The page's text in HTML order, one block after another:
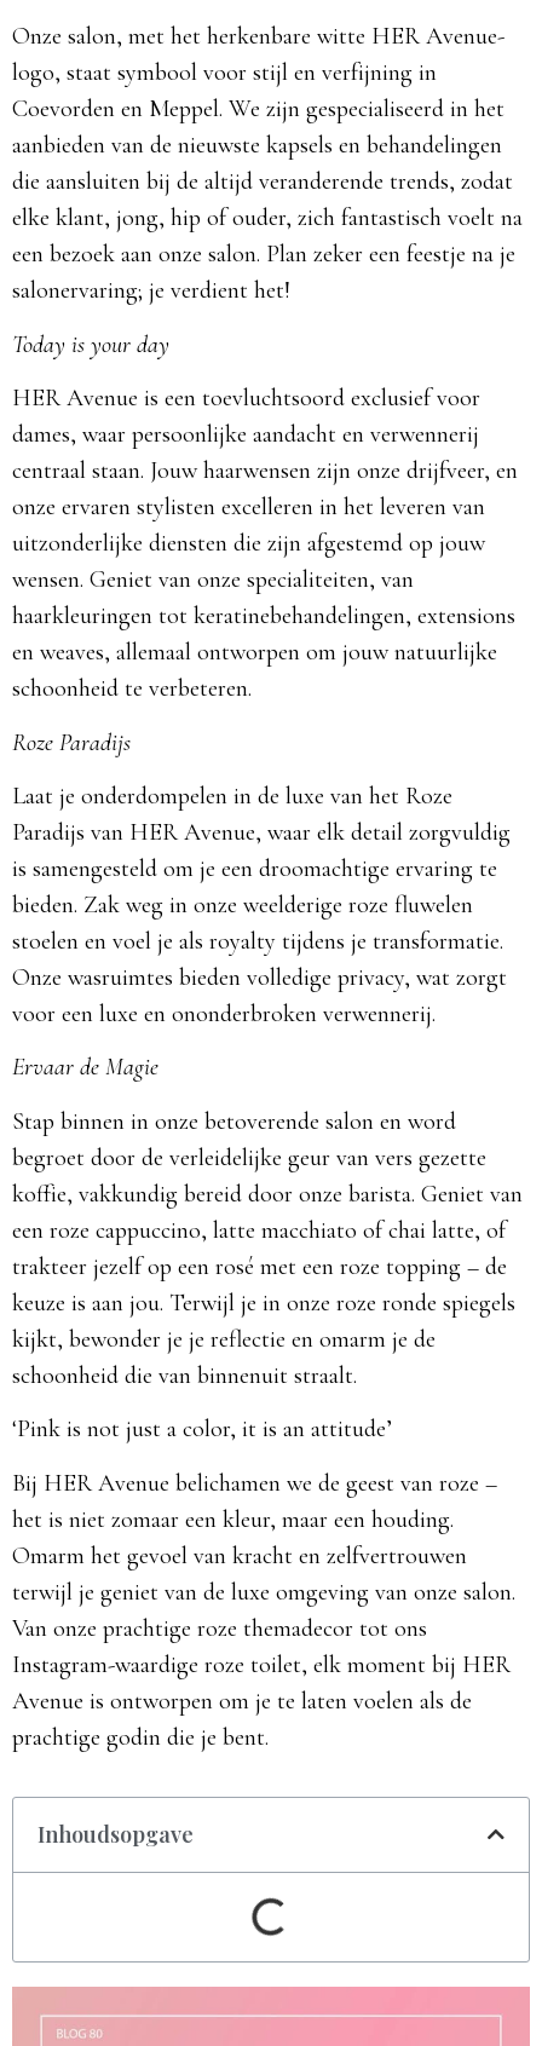
Onze salon, met het herkenbare witte HER Avenue-
logo, staat symbool voor stijl en verfijning in
Coevorden en Meppel. We zijn gespecialiseerd in het
aanbieden van de nieuwste kapsels en behandelingen
die aansluiten bij de altijd veranderende trends, zodat
elke klant, jong, hip of ouder, zich fantastisch voelt na
een bezoek aan onze salon. Plan zeker een feestje na je
salonervaring; je verdient het!
Today is your day
HER Avenue is een toevluchtsoord exclusief voor
dames, waar persoonlijke aandacht en verwennerij
centraal staan. Jouw haarwensen zijn onze drijfveer, en
onze ervaren stylisten excelleren in het leveren van
uitzonderlijke diensten die zijn afgestemd op jouw
wensen. Geniet van onze specialiteiten, van
haarkleuringen tot keratinebehandelingen, extensions
en weaves, allemaal ontworpen om jouw natuurlijke
schoonheid te verbeteren.
Roze Paradijs
Laat je onderdompelen in de luxe van het Roze
Paradijs van HER Avenue, waar elk detail zorgvuldig
is samengesteld om je een droomachtige ervaring te
bieden. Zak weg in onze weelderige roze fluwelen
stoelen en voel je als royalty tijdens je transformatie.
Onze wasruimtes bieden volledige privacy, wat zorgt
voor een luxe en ononderbroken verwennerij.
Ervaar de Magie
Stap binnen in onze betoverende salon en word
begroet door de verleidelijke geur van vers gezette
koffie, vakkundig bereid door onze barista. Geniet van
een roze cappuccino, latte macchiato of chai latte, of
trakteer jezelf op een rosé met een roze topping – de
keuze is aan jou. Terwijl je in onze roze ronde spiegels
kijkt, bewonder je je reflectie en omarm je de
schoonheid die van binnenuit straalt.
‘Pink is not just a color, it is an attitude’
Bij HER Avenue belichamen we de geest van roze –
het is niet zomaar een kleur, maar een houding.
Omarm het gevoel van kracht en zelfvertrouwen
terwijl je geniet van de luxe omgeving van onze salon.
Van onze prachtige roze themadecor tot ons
Instagram-waardige roze toilet, elk moment bij HER
Avenue is ontworpen om je te laten voelen als de
prachtige godin die je bent.
Inhoudsopgave